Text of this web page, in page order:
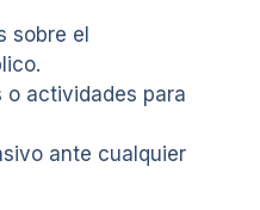
sobre el
o actividades para
ante cualquier